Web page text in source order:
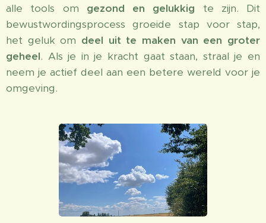
alle tools om gezond en gelukkig te zijn. Dit
bewustwordingsprocess groeide stap voor stap,
het geluk om deel uit te maken van een groter
geheel. Als je in je kracht gaat staan, straal je en
neem je actief deel aan een betere wereld voor je
omgeving.